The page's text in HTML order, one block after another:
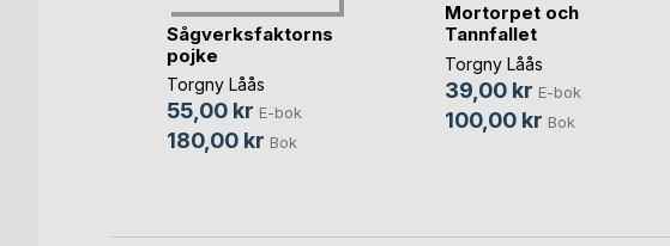
Sågverksfaktorns
pojke
Torgny Låås
55,00 kr E-bok
180,00 kr Bok
Mortorpet och
Tannfallet
Torgny Låås
39,00 kr E-bok
100,00 kr Bok